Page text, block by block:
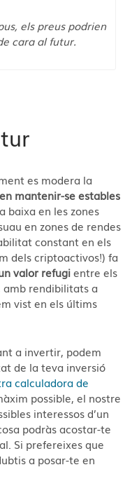
els preus podrien
cara al futur.
es modera la
mantenir-se estables
baixa en les zones
en zones de rendes
constant en els
dels criptoactivos!) fa
valor refugientre els
amb rendibilitats a
vist en els últims
a invertir, podem
de la teva inversió
calculadora de
possible, el nostre
interessos d’un
podràs acostar-te
Si prefereixes que
a posar-te en